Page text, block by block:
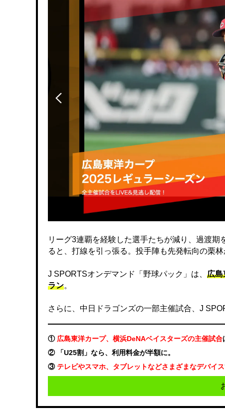
リーグ3連覇を経験した選手たちが減り、過渡
ると、打線を引っ張る。投手陣も先発転向の栗
J SPORTSオンデマンド「野球パック」は、 広島
ラン。
さらに、中日ドラゴンズの一部主催試合、J
① 広島東洋カープ、横浜DeNAベイスターズの主催試合
② 「U25割」なら、利用料金が半額に。
③ テレビやスマホ、タブレットなどさまざまなデバイス